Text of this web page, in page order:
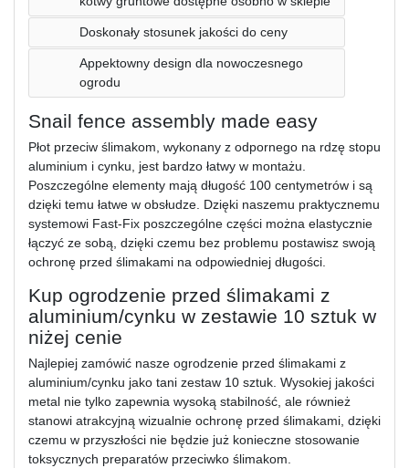
Doskonały stosunek jakości do ceny
Appektowny design dla nowoczesnego
ogrodu
Snail fence assembly made easy
Płot przeciw ślimakom, wykonany z odpornego na rdzę stopu
aluminium i cynku, jest bardzo łatwy w montażu.
Poszczególne elementy mają długość 100 centymetrów i są
dzięki temu łatwe w obsłudze. Dzięki naszemu praktycznemu
systemowi Fast-Fix poszczególne części można elastycznie
łączyć ze sobą, dzięki czemu bez problemu postawisz swoją
ochronę przed ślimakami na odpowiedniej długości.
Kup ogrodzenie przed ślimakami z
aluminium/cynku w zestawie 10 sztuk w
niżej cenie
Najlepiej zamówić nasze ogrodzenie przed ślimakami z
aluminium/cynku jako tani zestaw 10 sztuk. Wysokiej jakości
metal nie tylko zapewnia wysoką stabilność, ale również
stanowi atrakcyjną wizualnie ochronę przed ślimakami, dzięki
czemu w przyszłości nie będzie już konieczne stosowanie
toksycznych preparatów przeciwko ślimakom.